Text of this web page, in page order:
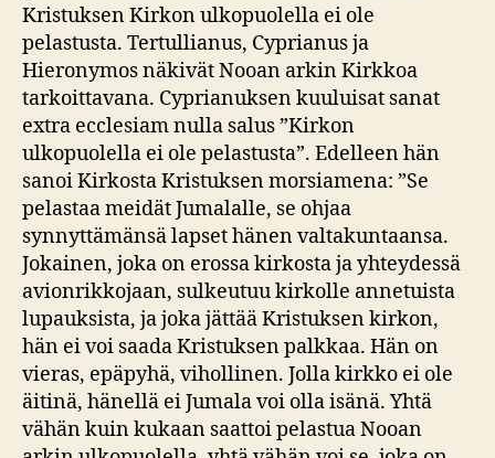
Kristuksen Kirkon ulkopuolella ei ole
pelastusta. Tertullianus, Cyprianus ja
Hieronymos näkivät Nooan arkin Kirkkoa
tarkoittavana. Cyprianuksen kuuluisat sanat
extra ecclesiam nulla salus ”Kirkon
ulkopuolella ei ole pelastusta”. Edelleen hän
sanoi Kirkosta Kristuksen morsiamena: ”Se
pelastaa meidät Jumalalle, se ohjaa
synnyttämänsä lapset hänen valtakuntaansa.
Jokainen, joka on erossa kirkosta ja yhteydessä
avionrikkojaan, sulkeutuu kirkolle annetuista
lupauksista, ja joka jättää Kristuksen kirkon,
hän ei voi saada Kristuksen palkkaa. Hän on
vieras, epäpyhä, vihollinen. Jolla kirkko ei ole
äitinä, hänellä ei Jumala voi olla isänä. Yhtä
vähän kuin kukaan saattoi pelastua Nooan